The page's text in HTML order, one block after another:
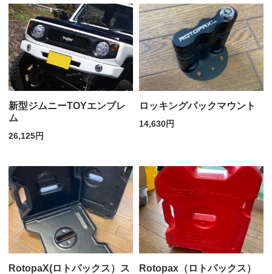
新型ジムニーTOYエンブレ
ム
26,125円
ロッキングパックマウント
14,630円
RotopaX(ロトパックス）ス
Rotopax（ロトパックス）